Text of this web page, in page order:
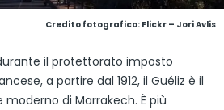
Credito fotografico: Flickr – Jori Avlis
il protettorato imposto
a partire dal 1912, il Guéliz è il
di Marrakech. È più